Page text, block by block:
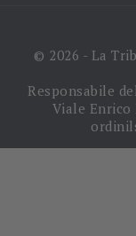
© 2026 - La
Responsabile
Viale Enrico